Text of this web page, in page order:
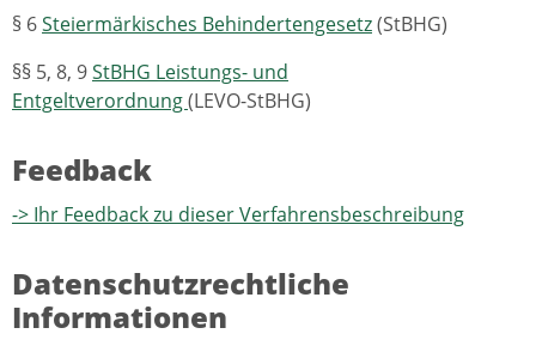
§ 6Steiermärkisches Behindertengesetz(StBHG)
§§ 5, 8, 9StBHG Leistungs- und
Entgeltverordnung(LEVO-StBHG)
Feedback
-> Ihr Feedback zu dieser Verfahrensbeschreibung
Datenschutzrechtliche
Informationen